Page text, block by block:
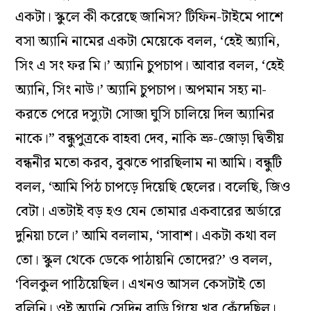
একটা। স্কুলে কী করেছে জানিস? টিফিন-টাইমে পাশে
বসা অ্যানি নামের একটা মেয়েকে বলল, ‘হেই অ্যানি,
সিং এ সং ফর মি।’ অ্যানি চুপচাপ। আবার বলল, ‘হেই
অ্যানি, সিং নাউ।’ অ্যানি চুপচাপ। অপমান সহ্য না-
করতে পেরে দস্যুটা সোজা ঘুসি চালিয়ে দিল অ্যানির
নাকে।” বন্ধুপুত্রকে বাহবা দেব, নাকি ভ্রু-জোড়া দ্বিতীয়
বন্ধনীর মতো করব, বুঝতে পারছিলাম না আমি। বন্ধুটি
বলল, ‘আমি পিঠ চাপড়ে দিয়েছি ছেলের। বলেছি, জিও
বেটা। এতটাই বড় হও যেন তোমার একবারের অর্ডারে
দুনিয়া চলে।’ আমি বললাম, ‘সাবাশ। একটা কথা বল
তো। স্কুল থেকে ডেকে পাঠায়নি তোদের?’ ও বলল,
‘বিলকুল পাঠিয়েছিল। এখনও আসল কেসটাই তো